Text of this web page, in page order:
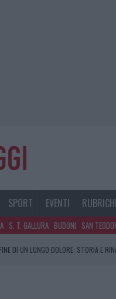
SPORT EVENTI
S. T. GALLURA BUDONI SAN
DI UN LUNGO DOLORE: STORIA E